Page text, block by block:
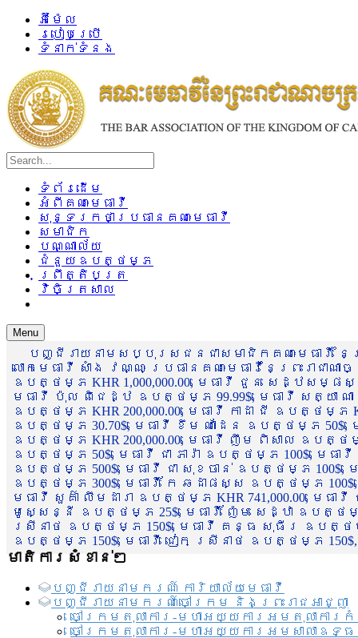
អ៊ីម៉ែល
របៀបប្រើ
ទំនាក់ទំនង
ទំព័រដើម
អំពីគណៈមេធាវី
សុន្ទរកថាប្រធានគណៈមេធាវី
សមាជិក
បណ្ណាល័យ
ជំនួយឧបត្ថម្ភ
ព្រឹត្តិបត្រ
វិចិត្រសាល
Menu
បញ្ជីរាយនាមសប្បុរសជនជាសមាជិកគណៈមេធាវី
លោកមេធាវី សាំង វណ្ណៈ ប្រធានគណៈមេធាវីនៃព្រះរា
ឧបត្ថម្ភ KHR 1,000,000.00, មេធាវី ជួន សេដ្ឋស
មេធាវី ប៉ុល ពិជេដ្ឋ ឧបត្ថម្ភ 99.99$, មេធាវី សត្យា ណ
ឧបត្ថម្ភ KHR 200,000.00, មេធាវី កាដា ជី ឧបត្ថម្ភ
ឧបត្ថម្ភ 30.70$, មេធាវី ខឹម ណាដែន ឧបត្ថម្ភ 50$,
ឧបត្ថម្ភ KHR 200,000.00, មេធាវី ញឹម ពិសាល ឧបត្ថ
ឧបត្ថម្ភ 50$, មេធាវី ជា ភារ៉ា ឧបត្ថម្ភ 100$, មេ
ឧបត្ថម្ភ 500$, មេធាវី ជា សុខចាន់ ឧបត្ថម្ភ
ឧបត្ថម្ភ 300$, មេធាវី កែ ឆដាផស្ស ឧបត្ថម្ភ
មេធាវី សួគ៌ា លឹមដារា ឧបត្ថម្ភ KHR 741,000.00, មេ
មូសេ្សន្នី ឧបត្ថម្ភ 25$, មេធាវី ញ៉ែម សេដ្ឋា ឧបត្ថ
ស្រីនាថ ឧបត្ថម្ភ 150$, មេធាវី គន្ធ សុធីរ ឧបត្ថម្ភ
ឧបត្ថម្ភ 150$, មេធាវី ជៀក ស្រីនាថ ឧបត្ថម្ភ 150$,
មាតិការសំខាន់ៗ
បញ្ជី​រាយ​នាមករណ៍ ការិយាល័យ​មេធាវី​
បញ្ជី​រាយ​នាមករណ៍​ចៅក្រម និងព្រះរាជអាជ្ញា
ចៅក្រមតុលាការ-មហាអយ្យការអមតុលាការ
ចៅក្រមតុលាការ-មហាអយ្យការអមសាលាឧទ្